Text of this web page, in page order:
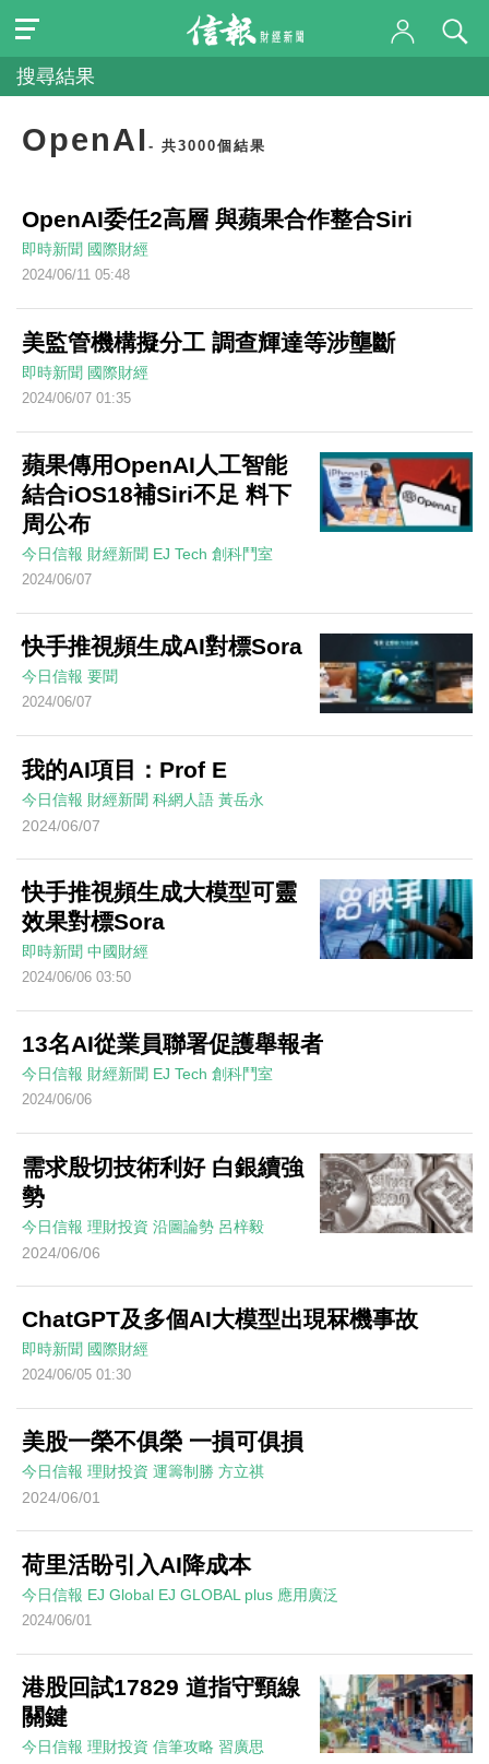
搜尋結果
OpenAI - 共3000個結果
OpenAI委任2高層 與蘋果合作整合Siri
即時新聞 國際財經
2024/06/11 05:48
美監管機構擬分工 調查輝達等涉壟斷
即時新聞 國際財經
2024/06/07 01:35
蘋果傳用OpenAI人工智能
結合iOS18補Siri不足 料下
周公布
今日信報 財經新聞 EJ Tech 創科鬥室
2024/06/07
快手推視頻生成AI對標Sora
今日信報 要聞
2024/06/07
我的AI項目：Prof E
今日信報 財經新聞 科網人語 黃岳永
2024/06/07
快手推視頻生成大模型可靈
效果對標Sora
即時新聞 中國財經
2024/06/06 03:50
13名AI從業員聯署促護舉報者
今日信報 財經新聞 EJ Tech 創科鬥室
2024/06/06
需求殷切技術利好 白銀續強
勢
今日信報 理財投資 沿圖論勢 呂梓毅
2024/06/06
ChatGPT及多個AI大模型出現冧機事故
即時新聞 國際財經
2024/06/05 01:30
美股一榮不俱榮 一損可俱損
今日信報 理財投資 運籌制勝 方立祺
2024/06/01
荷里活盼引入AI降成本
今日信報 EJ Global EJ GLOBAL plus 應用廣泛
2024/06/01
港股回試17829 道指守頸線
關鍵
今日信報 理財投資 信筆攻略 習廣思